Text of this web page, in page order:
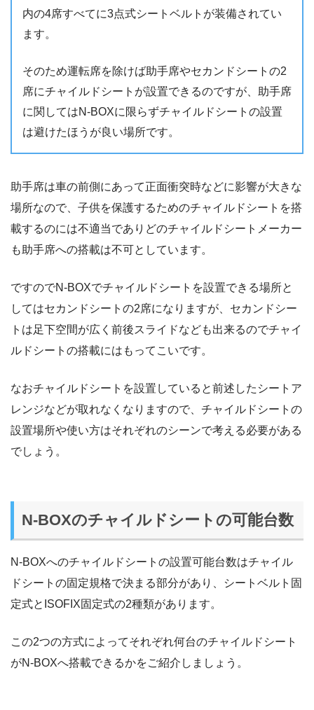
内の4席すべてに3点式シートベルトが装備されてい
ます。
そのため運転席を除けば助手席やセカンドシートの2
席にチャイルドシートが設置できるのですが、助手席
に関してはN-BOXに限らずチャイルドシートの設置
は避けたほうが良い場所です。
助手席は車の前側にあって正面衝突時などに影響が大きな
場所なので、子供を保護するためのチャイルドシートを搭
載するのには不適当でありどのチャイルドシートメーカー
も助手席への搭載は不可としています。
ですのでN-BOXでチャイルドシートを設置できる場所と
してはセカンドシートの2席になりますが、セカンドシー
トは足下空間が広く前後スライドなども出来るのでチャイ
ルドシートの搭載にはもってこいです。
なおチャイルドシートを設置していると前述したシートア
レンジなどが取れなくなりますので、チャイルドシートの
設置場所や使い方はそれぞれのシーンで考える必要がある
でしょう。
N-BOXのチャイルドシートの可能台数
N-BOXへのチャイルドシートの設置可能台数はチャイル
ドシートの固定規格で決まる部分があり、シートベルト固
定式とISOFIX固定式の2種類があります。
この2つの方式によってそれぞれ何台のチャイルドシート
がN-BOXへ搭載できるかをご紹介しましょう。